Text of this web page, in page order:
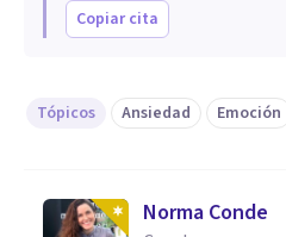
Copiar cita
Tópicos Ansiedad Emoción
Norma Conde